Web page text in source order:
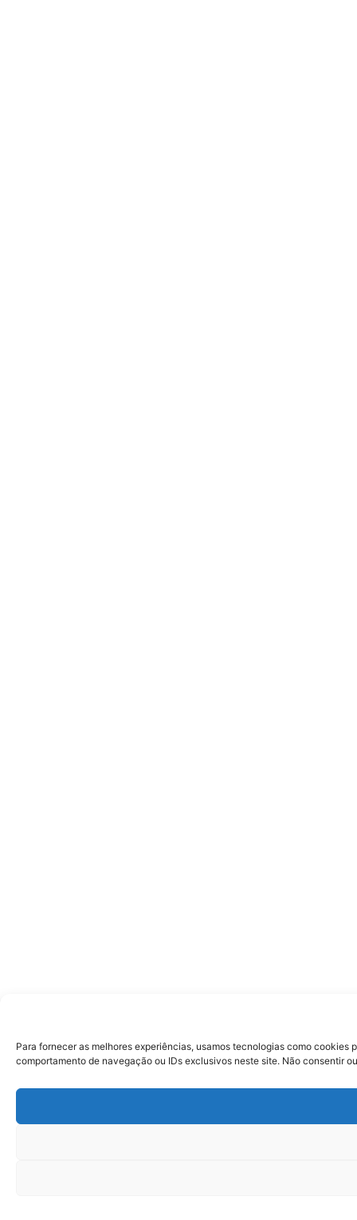
Para fornecer as melhores experiências, usamos tecnologias como
comportamento de navegação ou IDs exclusivos neste site. Não consentir